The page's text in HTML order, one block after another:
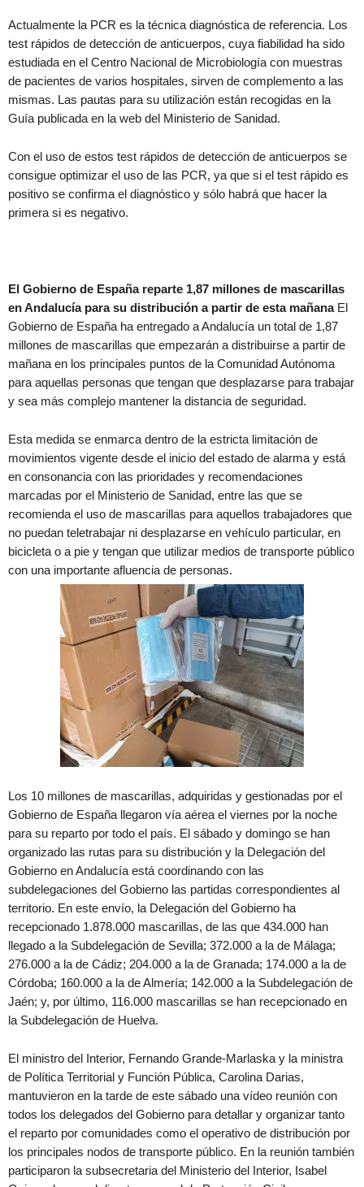
Actualmente la PCR es la técnica diagnóstica de referencia. Los
test rápidos de detección de anticuerpos, cuya fiabilidad ha sido
estudiada en el Centro Nacional de Microbiología con muestras
de pacientes de varios hospitales, sirven de complemento a las
mismas. Las pautas para su utilización están recogidas en la
Guía publicada en la web del Ministerio de Sanidad.
Con el uso de estos test rápidos de detección de anticuerpos se
consigue optimizar el uso de las PCR, ya que si el test rápido es
positivo se confirma el diagnóstico y sólo habrá que hacer la
primera si es negativo.
El Gobierno de España reparte 1,87 millones de mascarillas
en Andalucía para su distribución a partir de esta mañanaEl
Gobierno de España ha entregado a Andalucía un total de 1,87
millones de mascarillas que empezarán a distribuirse a partir de
mañana en los principales puntos de la Comunidad Autónoma
para aquellas personas que tengan que desplazarse para trabajar
y sea más complejo mantener la distancia de seguridad.
Esta medida se enmarca dentro de la estricta limitación de
movimientos vigente desde el inicio del estado de alarma y está
en consonancia con las prioridades y recomendaciones
marcadas por el Ministerio de Sanidad, entre las que se
recomienda el uso de mascarillas para aquellos trabajadores que
no puedan teletrabajar ni desplazarse en vehículo particular, en
bicicleta o a pie y tengan que utilizar medios de transporte público
con una importante afluencia de personas.
Los 10 millones de mascarillas, adquiridas y gestionadas por el
Gobierno de España llegaron vía aérea el viernes por la noche
para su reparto por todo el país. El sábado y domingo se han
organizado las rutas para su distribución y la Delegación del
Gobierno en Andalucía está coordinando con las
subdelegaciones del Gobierno las partidas correspondientes al
territorio. En este envío, la Delegación del Gobierno ha
recepcionado 1.878.000 mascarillas, de las que 434.000 han
llegado a la Subdelegación de Sevilla; 372.000 a la de Málaga;
276.000 a la de Cádiz; 204.000 a la de Granada; 174.000 a la de
Córdoba; 160.000 a la de Almería; 142.000 a la Subdelegación de
Jaén; y, por último, 116.000 mascarillas se han recepcionado en
la Subdelegación de Huelva.
El ministro del Interior, Fernando Grande-Marlaska y la ministra
de Política Territorial y Función Pública, Carolina Darias,
mantuvieron en la tarde de este sábado una vídeo reunión con
todos los delegados del Gobierno para detallar y organizar tanto
el reparto por comunidades como el operativo de distribución por
los principales nodos de transporte público. En la reunión también
participaron la subsecretaria del Ministerio del Interior, Isabel